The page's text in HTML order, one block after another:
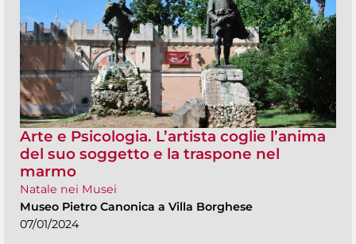
Arte e Psicologia. L’artista coglie l’anima
del suo soggetto e la traspone nel
marmo
Natale nei Musei
Museo Pietro Canonica a Villa Borghese
07/01/2024